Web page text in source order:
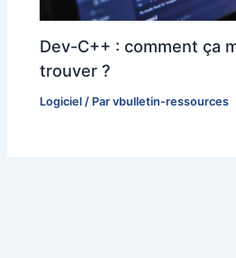
Dev-C++ : comment ça
trouver ?
Logiciel / Parvbulletin-ressources